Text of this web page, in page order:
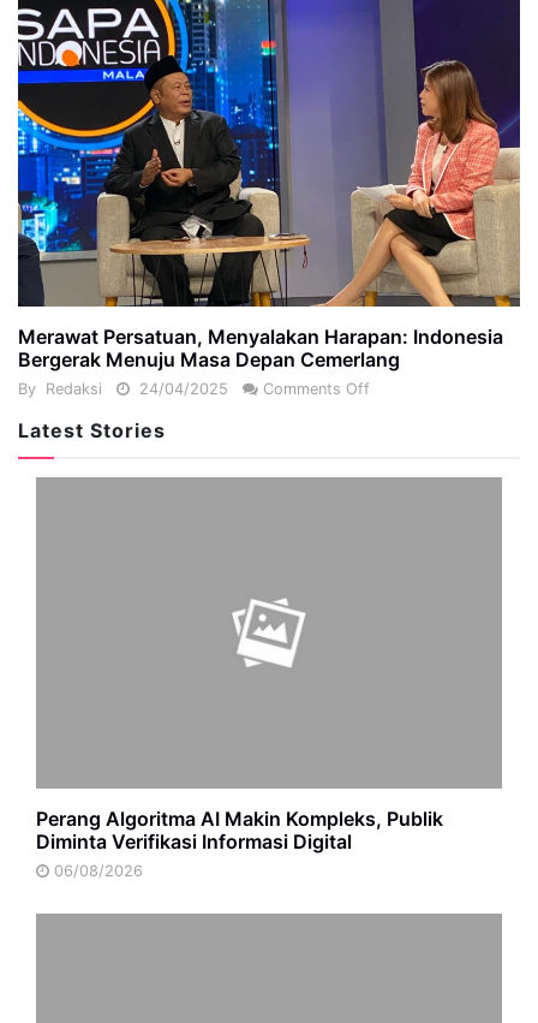
Merawat Persatuan, Menyalakan Harapan: Indonesia
Bergerak Menuju Masa Depan Cemerlang
By Redaksi 24/04/2025 Comments Off
Latest Stories
Perang Algoritma AI Makin Kompleks, Publik
Diminta Verifikasi Informasi Digital
06/08/2026